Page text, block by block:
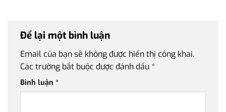
Để lại một bình luận
Email của bạn sẽ không được hiển thị công khai.
Các trường bắt buộc được đánh dấu *
Bình luận *